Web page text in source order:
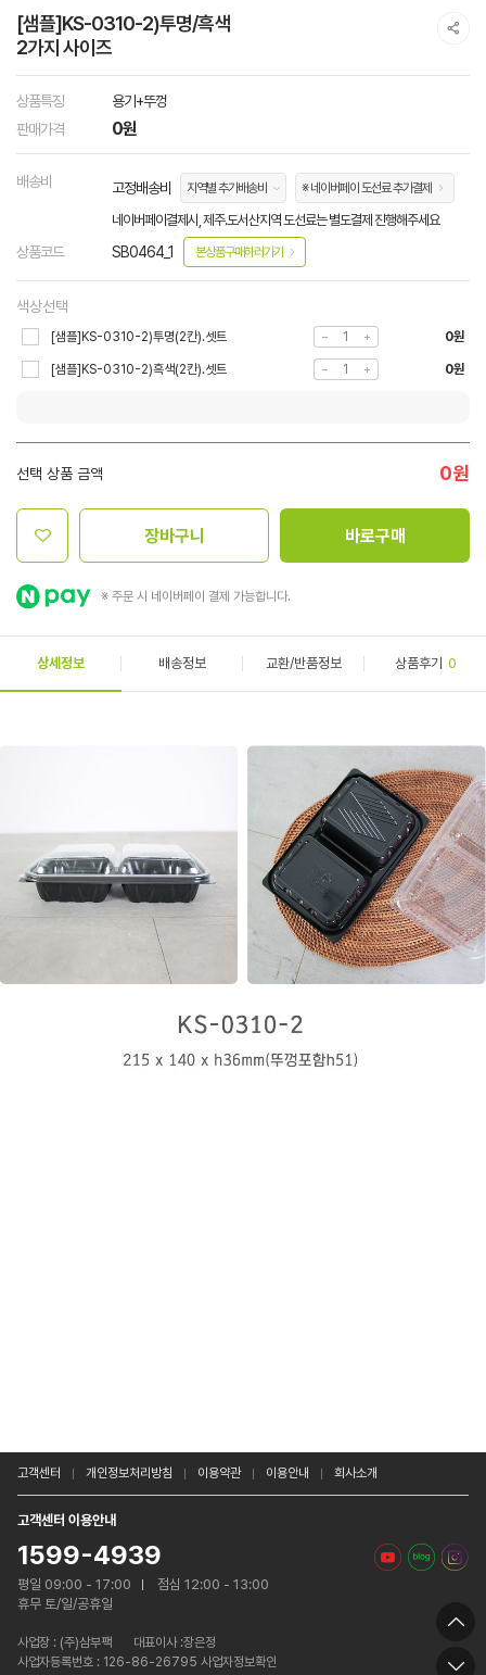
[샘플]KS-0310-2)투명/흑색
2가지 사이즈
상품특징
용기+뚜껑
판매가격
0원
배송비 고정배송비 지역별 추가배송비 ※ 네이버페이 도선료 추가결제
네이버페이결제시, 제주.도서산지역 도선료는 별도결제 진행해주세요
상품코드 SB0464_1 본상품구매하러가기
색상선택
[샘플]KS-0310-2)투명(2칸).셋트 0원
[샘플]KS-0310-2)흑색(2칸).셋트 0원
선택 상품 금액 0원
장바구니 바로구매
※ 주문 시 네이버페이 결제 가능합니다.
상세정보 배송정보 교환/반품정보 상품후기 0
고객센터 개인정보처리방침 이용약관 이용안내 회사소개
고객센터 이용안내
1599-4939
평일 09:00 - 17:00
점심 12:00 - 13:00
휴무 토/일/공휴일
사업장 : (주)삼부팩
대표이사 :장은정
사업자등록번호 : 126-86-26795 사업자정보확인